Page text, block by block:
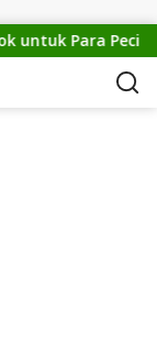
Para Pecinta